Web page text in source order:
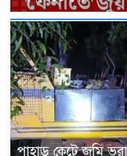
পাহাড় কেটে জমি